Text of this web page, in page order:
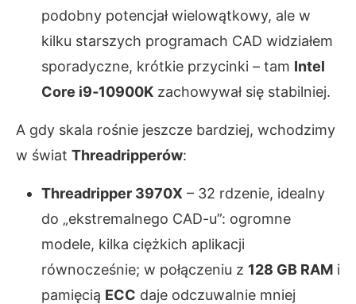
podobny potencjał wielowątkowy, ale w
kilku starszych programach CAD widziałem
sporadyczne, krótkie przycinki – tam Intel
Core i9‑10900K zachowywał się stabilniej.
A gdy skala rośnie jeszcze bardziej, wchodzimy
w świat Threadripperów:
Threadripper 3970X – 32 rdzenie, idealny
do „ekstremalnego CAD-u”: ogromne
modele, kilka ciężkich aplikacji
równocześnie; w połączeniu z 128 GB RAM i
pamięcią ECC daje odczuwalnie mniej